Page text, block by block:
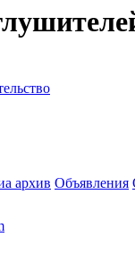
архив Объявления